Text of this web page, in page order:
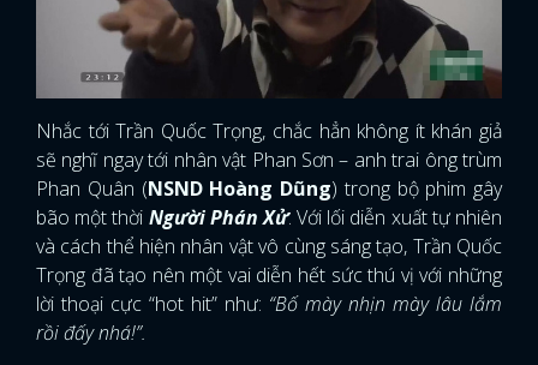
Nhắc tới Trần Quốc Trọng, chắc hẳn không ít khán giả
sẽ nghĩ ngay tới nhân vật Phan Sơn – anh trai ông trùm
Phan Quân (NSND Hoàng Dũng) trong bộ phim gây
bão một thời Người Phán Xử. Với lối diễn xuất tự nhiên
và cách thể hiện nhân vật vô cùng sáng tạo, Trần Quốc
Trọng đã tạo nên một vai diễn hết sức thú vị với những
lời thoại cực “hot hit” như: “Bố mày nhịn mày lâu lắm
rồi đấy nhá!”.